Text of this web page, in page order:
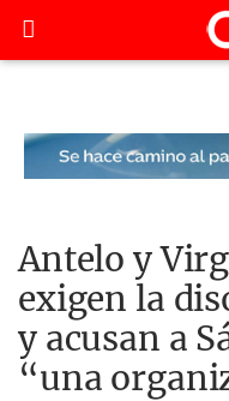
Antelo y
exigen la
y acusan a
“una